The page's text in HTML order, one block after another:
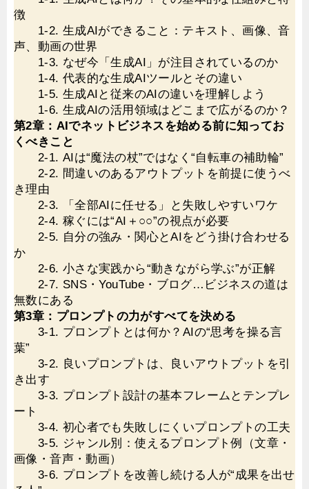
徴
1-2. 生成AIができること：テキスト、画像、音
声、動画の世界
1-3. なぜ今「生成AI」が注目されているのか
1-4. 代表的な生成AIツールとその違い
1-5. 生成AIと従来のAIの違いを理解しよう
1-6. 生成AIの活用領域はどこまで広がるのか？
第2章：AIでネットビジネスを始める前に知ってお
くべきこと
2-1. AIは“魔法の杖”ではなく“自転車の補助輪”
2-2. 間違いのあるアウトプットを前提に使うべ
き理由
2-3. 「全部AIに任せる」と失敗しやすいワケ
2-4. 稼ぐには“AI＋○○”の視点が必要
2-5. 自分の強み・関心とAIをどう掛け合わせる
か
2-6. 小さな実践から“動きながら学ぶ”が正解
2-7. SNS・YouTube・ブログ…ビジネスの道は
無数にある
第3章：プロンプトの力がすべてを決める
3-1. プロンプトとは何か？AIの“思考を操る言
葉”
3-2. 良いプロンプトは、良いアウトプットを引
き出す
3-3. プロンプト設計の基本フレームとテンプレ
ート
3-4. 初心者でも失敗しにくいプロンプトの工夫
3-5. ジャンル別：使えるプロンプト例（文章・
画像・音声・動画）
3-6. プロンプトを改善し続ける人が“成果を出せ